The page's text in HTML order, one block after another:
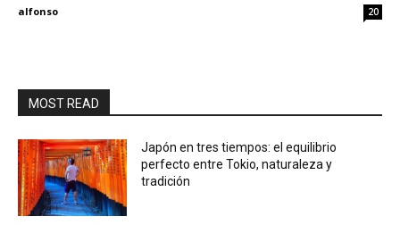
alfonso 20
MOST READ
Japón en tres tiempos: el equilibrio
perfecto entre Tokio, naturaleza y
tradición